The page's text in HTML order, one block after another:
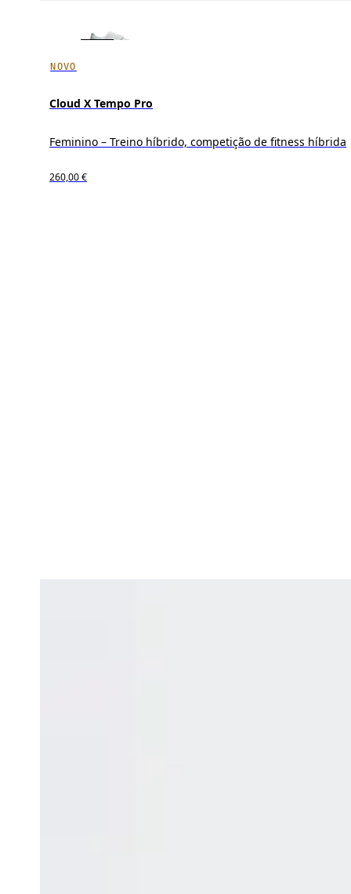
NOVO
Cloud X Tempo Pro
Feminino – Treino híbrido, competição de fitness híbrida
260,00 €